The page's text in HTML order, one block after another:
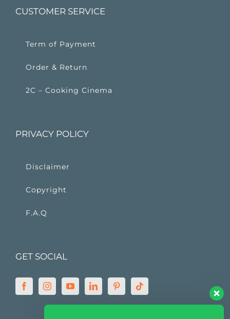
CUSTOMER SERVICE
Term of Payment
Order & Return
2C – Cooking Cinema
PRIVACY POLICY
Disclaimer
Copyright
F.A.Q
GET SOCIAL